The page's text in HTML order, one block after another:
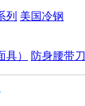
列 美国冷钢
具） 防身腰带刀